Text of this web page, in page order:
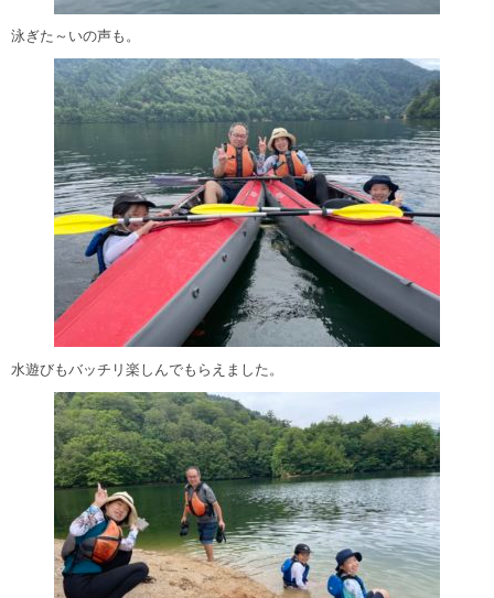
泳ぎた～いの声も。
水遊びもバッチリ楽しんでもらえました。